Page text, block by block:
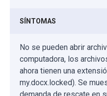
SÍNTOMAS
No se pueden abrir
computadora, los
ahora tienen una
my.docx.locked). Se